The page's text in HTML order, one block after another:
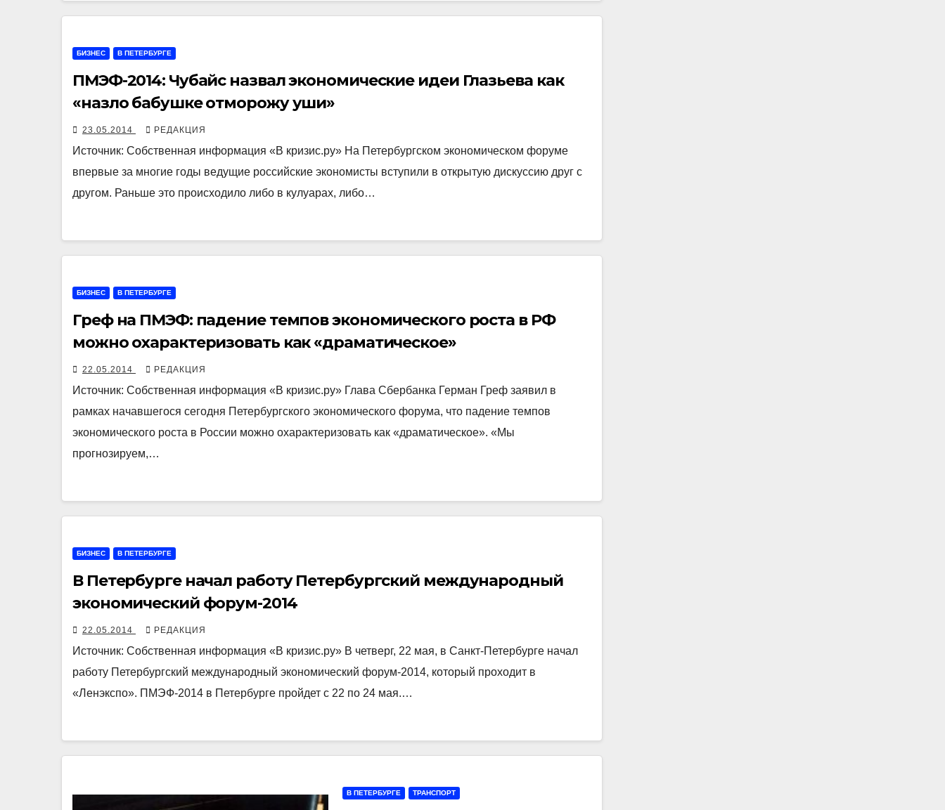
БИЗНЕС В ПЕТЕРБУРГЕ
ПМЭФ-2014: Чубайс назвал экономические идеи Глазьева как
«назло бабушке отморожу уши»
23.05.2014 РЕДАКЦИЯ
Источник: Собственная информация «В кризис.ру» На Петербургском экономическом форуме
впервые за многие годы ведущие российские экономисты вступили в открытую дискуссию друг с
другом. Раньше это происходило либо в кулуарах, либо…
БИЗНЕС В ПЕТЕРБУРГЕ
Греф на ПМЭФ: падение темпов экономического роста в РФ
можно охарактеризовать как «драматическое»
22.05.2014 РЕДАКЦИЯ
Источник: Собственная информация «В кризис.ру» Глава Сбербанка Герман Греф заявил в
рамках начавшегося сегодня Петербургского экономического форума, что падение темпов
экономического роста в России можно охарактеризовать как «драматическое». «Мы
прогнозируем,…
БИЗНЕС В ПЕТЕРБУРГЕ
В Петербурге начал работу Петербургский международный
экономический форум-2014
22.05.2014 РЕДАКЦИЯ
Источник: Собственная информация «В кризис.ру» В четверг, 22 мая, в Санкт-Петербурге начал
работу Петербургский международный экономический форум-2014, который проходит в
«Ленэкспо». ПМЭФ-2014 в Петербурге пройдет с 22 по 24 мая.…
В ПЕТЕРБУРГЕ ТРАНСПОРТ